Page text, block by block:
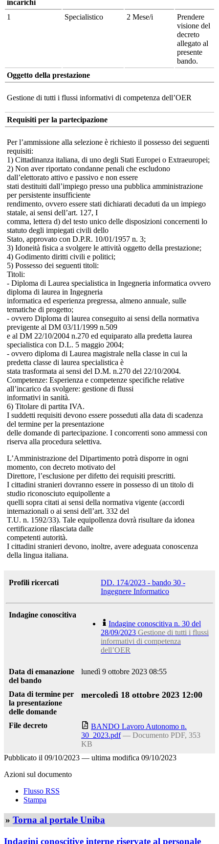
incarichi
1
Specialistico 2 Mese/i
Prendere
visione del
decreto
allegato al
presente
bando.
Oggetto della prestazione
Gestione di tutti i flussi informativi di competenza dell’OER
Requisiti per la partecipazione
Per l’ammissione alla selezione è richiesto il possesso dei seguenti
requisiti:
1) Cittadinanza italiana, di uno degli Stati Europei o Extraeuropei;
2) Non aver riportato condanne penali che escludono
dall’elettorato attivo e passivo e non essere
stati destituiti dall’impiego presso una pubblica amministrazione
per persistente insufficiente
rendimento, ovvero essere stati dichiarati decaduti da un impiego
statale, ai sensi dell’art. 127, I
comma, lettera d) del testo unico delle disposizioni concernenti lo
statuto degli impiegati civili dello
Stato, approvato con D.P.R. 10/01/1957 n. 3;
3) Idoneità fisica a svolgere le attività oggetto della prestazione;
4) Godimento diritti civili e politici;
5) Possesso dei seguenti titoli:
Titoli:
- Diploma di Laurea specialistica in Ingegneria informatica ovvero
diploma di laurea in Ingegneria
informatica ed esperienza pregressa, almeno annuale, sulle
tematiche di progetto;
- ovvero Diploma di laurea conseguito ai sensi della normativa
previgente al DM 03/11/1999 n.509
e al DM 22/10/2004 n.270 ed equiparato alla predetta laurea
specialistica con D.L. 5 maggio 2004;
- ovvero diploma di Laurea magistrale nella classe in cui la
predetta classe di laurea specialistica è
stata trasformata ai sensi del D.M. n.270 del 22/10/2004.
Competenze: Esperienza e competenze specifiche relative
all’incarico da svolgere: gestione di flussi
informativi in sanità.
6) Titolare di partita IVA.
I suddetti requisiti devono essere posseduti alla data di scadenza
del termine per la presentazione
delle domande di partecipazione. I concorrenti sono ammessi con
riserva alla procedura selettiva.
L’Amministrazione del Dipartimento potrà disporre in ogni
momento, con decreto motivato del
Direttore, l’esclusione per difetto dei requisiti prescritti.
I cittadini stranieri dovranno essere in possesso di un titolo di
studio riconosciuto equipollente a
quelli sopra citati ai sensi della normativa vigente (accordi
internazionali o ai sensi dell’art. 332 del
T.U. n. 1592/33). Tale equipollenza dovrà risultare da idonea
certificazione rilasciata dalle
competenti autorità.
I cittadini stranieri devono, inoltre, avere adeguata conoscenza
della lingua italiana.
Profili ricercati
DD. 174/2023 - bando 30 -
Ingegnere Informatico
Indagine conoscitiva
Indagine conoscitiva n. 30 del
28/09/2023 Gestione di tutti i flussi
informativi di competenza
dell’OER
Data di emanazione
del bando
lunedì 9 ottobre 2023 08:55
Data di termine per
la presentazione
delle domande
mercoledì 18 ottobre 2023 12:00
File decreto
BANDO Lavoro Autonomo n.
30_2023.pdf — Documento PDF, 353
KB
Pubblicato il 09/10/2023 — ultima modifica 09/10/2023
Azioni sul documento
Flusso RSS
Stampa
» Torna al portale Uniba
Indagini conoscitive interne riservate al personale